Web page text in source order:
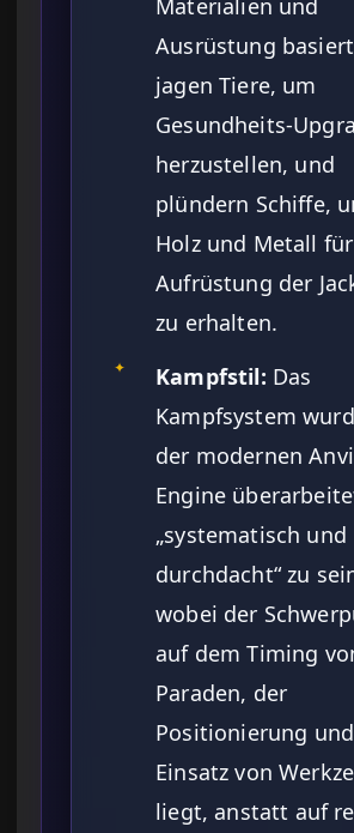
Materialien und
Ausrüstung
jagen Tiere, um
Gesundheits-
herzustellen, und
plündern Schiffe,
Holz und Metall
Aufrüstung der
zu erhalten.
✦ Kampfstil: Das
Kampfsystem
der modernen
Engine
„systematisch und
durchdacht“ zu
wobei der
auf dem Timing
Paraden, der
Positionierung
Einsatz von
liegt, anstatt auf